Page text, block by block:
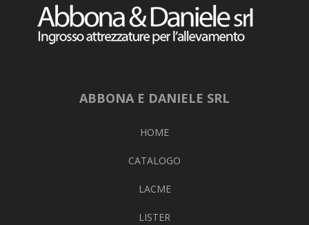
ABBONA E DANIELE SRL
HOME
CATALOGO
LACME
LISTER